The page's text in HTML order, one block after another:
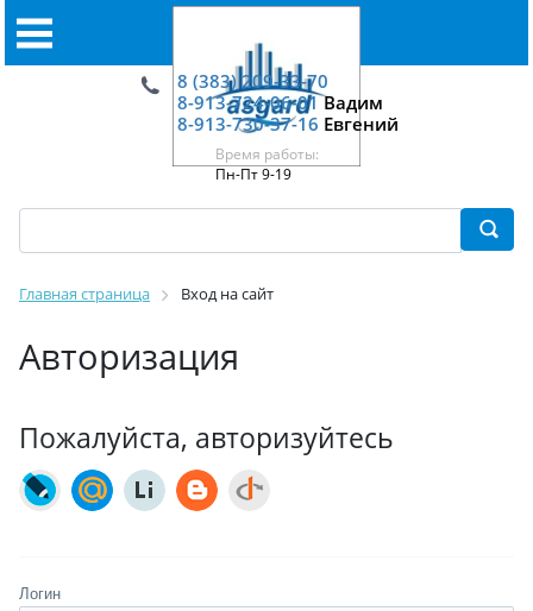
8 (383) 209-33-70
8-913-724-06-01Вадим
8-913-730-37-16 Евгений
Время работы:
Пн-Пт 9-19
Главная страница Вход на сайт
Авторизация
Пожалуйста, авторизуйтесь
Логин